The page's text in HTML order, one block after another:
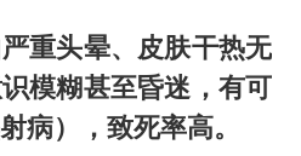
严重头晕、皮肤干热无
模糊甚至昏迷，有可
病），致死率高。